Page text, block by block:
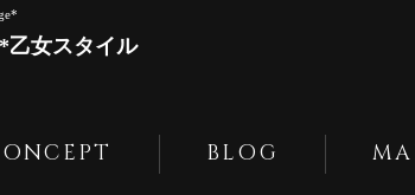
乙女スタイル
BLOG